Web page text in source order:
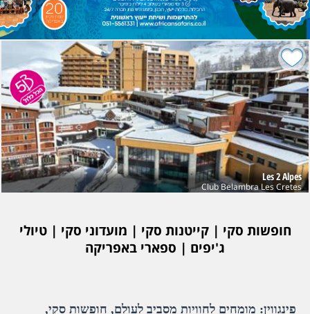
Les 2 Alpes
Club Belambra Les Cretes
חופשות סקי | קייטנות סקי | מועדוני סקי | טיולי
ג'יפים | ספארי באפריקה
פינגווין: מומחים לחוויות מסביב לעולם, חופשות סקי,